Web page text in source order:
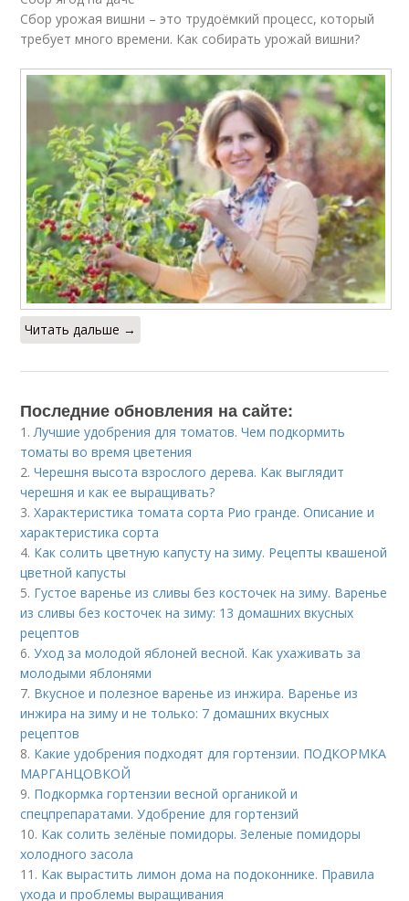
Сбор урожая вишни – это трудоёмкий процесс, который
требует много времени. Как собирать урожай вишни?
Читать дальше →
Последние обновления на сайте:
1.Лучшие удобрения для томатов. Чем подкормить
томаты во время цветения
2.Черешня высота взрослого дерева. Как выглядит
черешня и как ее выращивать?
3.Характеристика томата сорта Рио гранде. Описание и
характеристика сорта
4. Как солить цветную капусту на зиму. Рецепты квашеной
цветной капусты
5. Густое варенье из сливы без косточек на зиму. Варенье
из сливы без косточек на зиму: 13 домашних вкусных
рецептов
6.Уход за молодой яблоней весной. Как ухаживать за
молодыми яблонями
7. Вкусное и полезное варенье из инжира. Варенье из
инжира на зиму и не только: 7 домашних вкусных
рецептов
8. Какие удобрения подходят для гортензии. ПОДКОРМКА
МАРГАНЦОВКОЙ
9. Подкормка гортензии весной органикой и
спецпрепаратами. Удобрение для гортензий
10. Как солить зелёные помидоры. Зеленые помидоры
холодного засола
11. Как вырастить лимон дома на подоконнике. Правила
ухода и проблемы выращивания